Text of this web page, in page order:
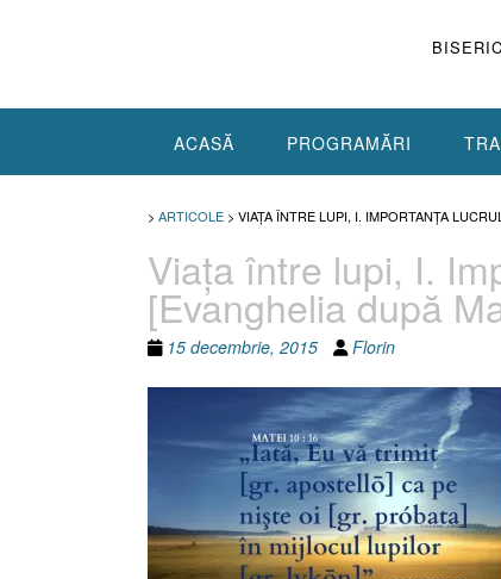
ACASĂ PROGRAMĂRI
> ARTICOLE > VIAŢA ÎNTRE LUPI, I. IMPORTANŢA
Viaţa între lupi, I.
[Evanghelia după
15 decembrie, 2015 Florin